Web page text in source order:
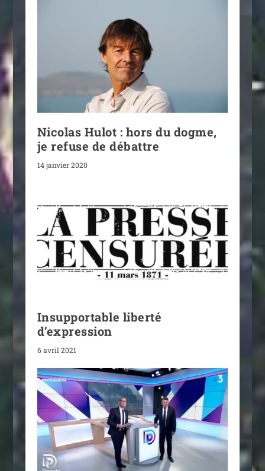
Nicolas Hulot : hors du dogme,
je refuse de débattre
14 janvier 2020
Insupportable liberté
d’expression
6 avril 2021